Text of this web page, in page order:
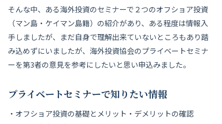
そんな中、ある海外投資のセミナーで２つのオフショア投資
（マン島・ケイマン島籍）の紹介があり、ある程度は情報入
手しましたが、まだ自身で理解出来ていないところもあり踏
み込めずにいましたが、海外投資協会のプライベートセミナ
ーを第3者の意見を参考にしたいと思い申込みました。
プライベートセミナーで知りたい情報
・オフショア投資の基礎とメリット・デメリットの確認